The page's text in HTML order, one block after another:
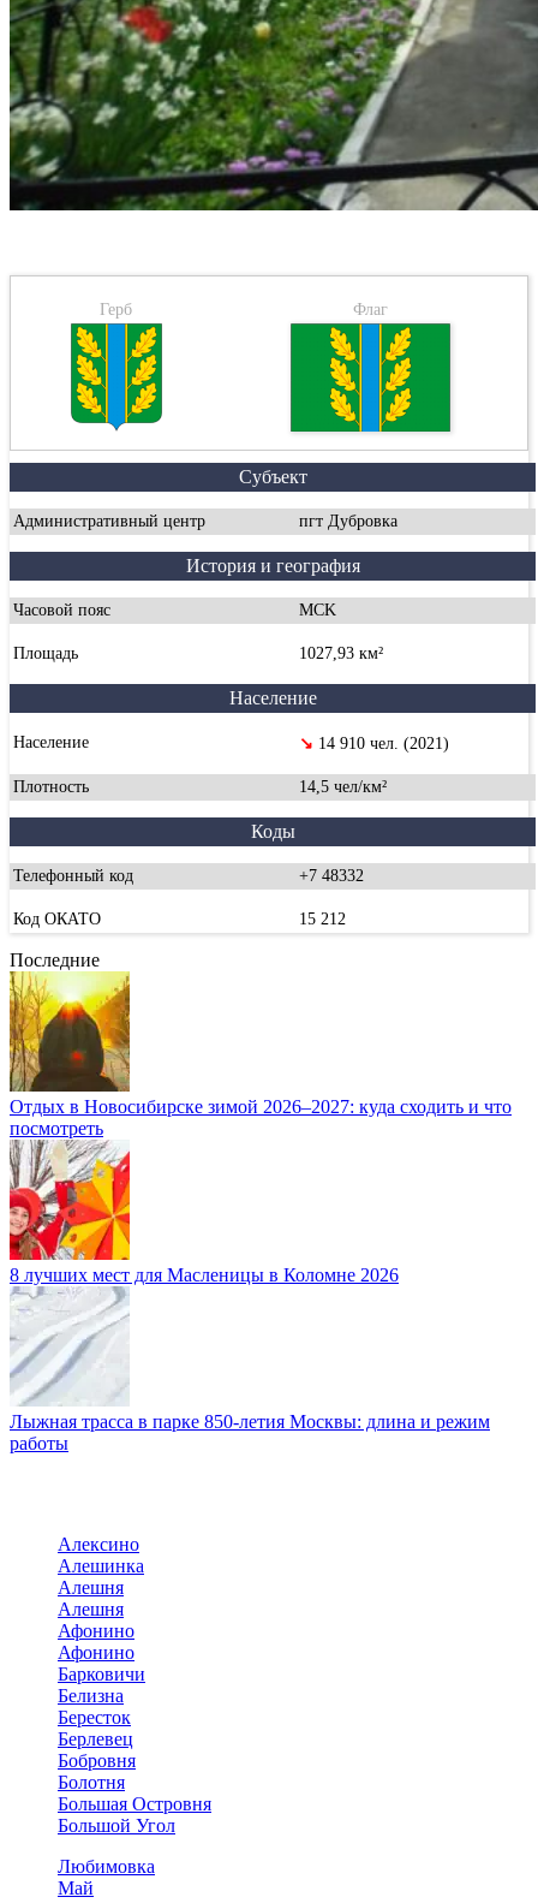
Герб Флаг
Субъект
Административный центр пгт Дубровка
История и география
Часовой пояс MCK
Площадь 1027,93 км²
Население
Население ↘ 14 910 чел. (2021)
Плотность 14,5 чел/км²
Коды
Телефонный код +7 48332
Код ОКАТО 15 212
Последние
Отдых в Новосибирске зимой 2026–2027: куда сходить и что
посмотреть
8 лучших мест для Масленицы в Коломне 2026
Лыжная трасса в парке 850-летия Москвы: длина и режим
работы
Алексино
Алешинка
Алешня
Алешня
Афонино
Афонино
Барковичи
Белизна
Бересток
Берлевец
Бобровня
Болотня
Большая Островня
Большой Угол
Любимовка
Май